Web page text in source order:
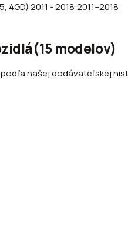
4GD) 2011 - 2018 2011–2018
(15 modelov)
našej dodávateľskej